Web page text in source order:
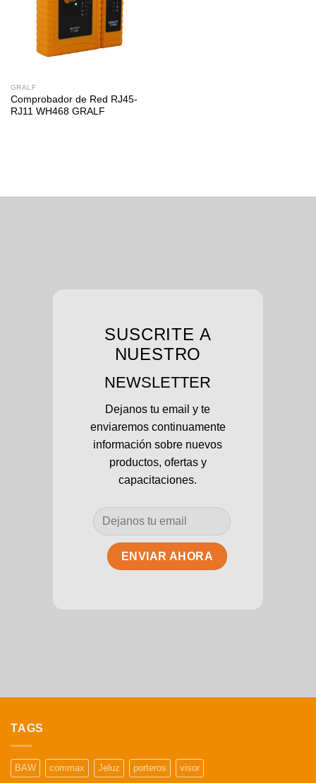
GRALF
Comprobador de Red RJ45-
RJ11 WH468 GRALF
SUSCRITE A
NUESTRO
NEWSLETTER
Dejanos tu email y te
enviaremos continuamente
información sobre nuevos
productos, ofertas y
capacitaciones.
TAGS
BAW commax Jeluz porteros visor